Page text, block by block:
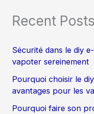
Recent Posts
Sécurité dans le diy
vapoter sereinement
Pourquoi choisir le
avantages pour les
Pourquoi faire son